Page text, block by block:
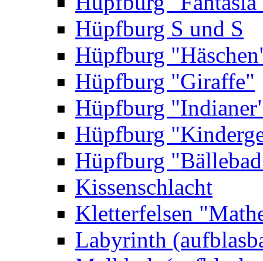
Hüpfburg S und S
Hüpfburg
Hüpfburg "Giraffe"
Hüpfburg
Hüpfburg
Hüpfburg
Kissenschlacht
Kletterfelsen
Labyrinth